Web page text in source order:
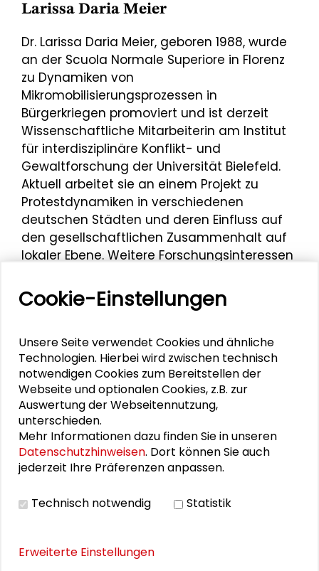
Larissa Daria Meier
Dr. Larissa Daria Meier, geboren 1988, wurde
an der Scuola Normale Superiore in Florenz
zu Dynamiken von
Mikromobilisierungsprozessen in
Bürgerkriegen promoviert und ist derzeit
Wissenschaftliche Mitarbeiterin am Institut
für interdisziplinäre Konflikt- und
Gewaltforschung der Universität Bielefeld.
Aktuell arbeitet sie an einem Projekt zu
Protestdynamiken in verschiedenen
deutschen Städten und deren Einfluss auf
den gesellschaftlichen Zusammenhalt auf
lokaler Ebene. Weitere Forschungsinteressen
Formen von Rebell*innenherrschaft,
Radikalisierungsdynamiken sowie politische
Larissa Daria Meier nahm am 28. März 2023
amPodiumsgespräch "Terror für das Klima"
als Teil des Begleitprogramms zur
fotografischen Ausstellung zum Unwort des
Jahres 2022 "Klimaterroristen" teil.
Personen im Kontext
Friederike Habermann
Cookie-Einstellungen
Unsere Seite verwendet Cookies und ähnliche
Technologien. Hierbei wird zwischen technisch
notwendigen Cookies zum Bereitstellen der
Webseite und optionalen Cookies, z.B. zur
Auswertung der Webseitennutzung,
unterschieden.
Mehr Informationen dazu finden Sie in unseren
Datenschutzhinweisen. Dort können Sie auch
jederzeit Ihre Präferenzen anpassen.
Technisch notwendig Statistik
Erweiterte Einstellungen